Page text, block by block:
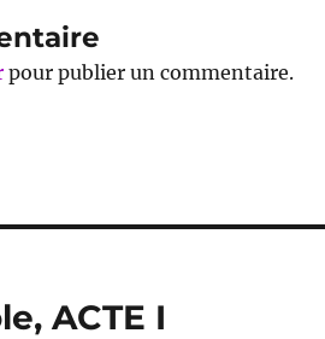
pour publier un commentaire.
ACTE I